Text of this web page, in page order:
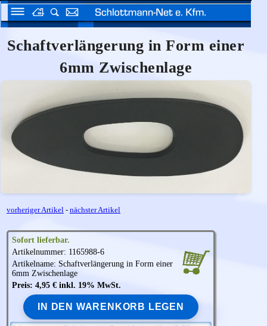
Schaftverlängerung in Form einer
6mm Zwischenlage
vorheriger Artikel - nächster Artikel
Sofort lieferbar.
Artikelnummer: 1165988-6
Artikelname: Schaftverlängerung in Form einer
6mm Zwischenlage
Preis: 4,95 € inkl. 19% MwSt.
IN DEN WARENKORB LEGEN